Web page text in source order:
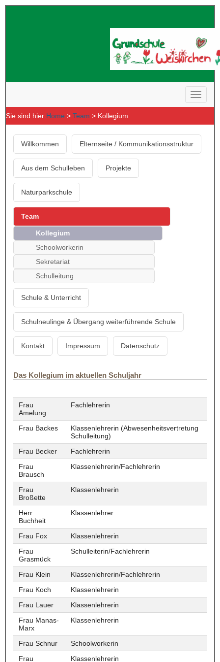
Sie sind hier:Home > Team > Kollegium
Willkommen Elternseite / Kommunikationsstruktur
Aus dem Schulleben Projekte
Naturparkschule
Team
Kollegium
Schoolworkerin
Sekretariat
Schulleitung
Schule & Unterricht
Schulneulinge & Übergang weiterführende Schule
Kontakt Impressum Datenschutz
Das Kollegium im aktuellen Schuljahr
Frau
Amelung
Fachlehrerin
Frau Backes
Klassenlehrerin (Abwesenheitsvertretung
Schulleitung)
Frau Becker
Fachlehrerin
Frau
Brausch
Klassenlehrerin/Fachlehrerin
Frau
Broßette
Klassenlehrerin
Herr
Buchheit
Klassenlehrer
Frau Fox
Klassenlehrerin
Frau
Grasmück
Schulleiterin/Fachlehrerin
Frau Klein
Klassenlehrerin/Fachlehrerin
Frau Koch
Klassenlehrerin
Frau Lauer
Klassenlehrerin
Frau Manas-
Marx
Klassenlehrerin
Frau Schnur
Schoolworkerin
Frau
Klassenlehrerin